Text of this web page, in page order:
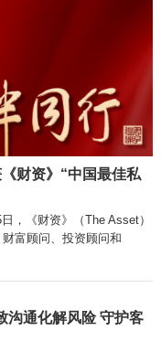
财资》“中国最佳私
，《财资》（The Asset）
富顾问、投资顾问和
沟通化解风险 守护客